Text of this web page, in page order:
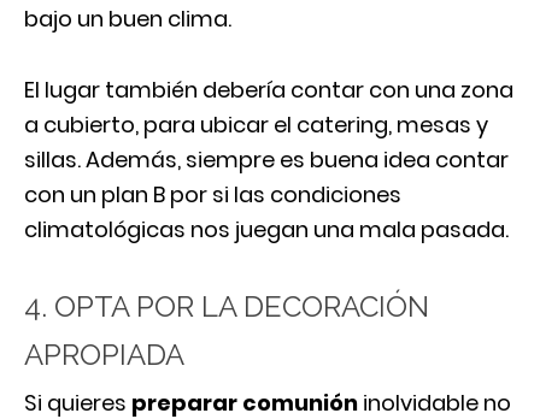
bajo un buen clima.
El lugar también debería contar con una zona
a cubierto, para ubicar el catering, mesas y
sillas. Además, siempre es buena idea contar
con un plan B por si las condiciones
climatológicas nos juegan una mala pasada.
4. OPTA POR LA DECORACIÓN
APROPIADA
Si quieres preparar comunión inolvidable no